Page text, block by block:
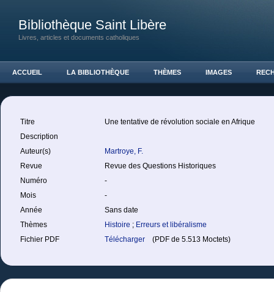
Bibliothèque Saint Libère
Livres, articles et documents catholiques
ACCUEIL LA BIBLIOTHÈQUE THÈMES IMAGES
Titre
Une tentative de révolution sociale en Afrique
Description
Auteur(s)
Martroye, F.
Revue
Revue des Questions Historiques
Numéro
-
Mois
-
Année
Sans date
Thèmes
Histoire ; Erreurs et libéralisme
Fichier PDF
Télécharger (PDF de 5.513 Moctets)